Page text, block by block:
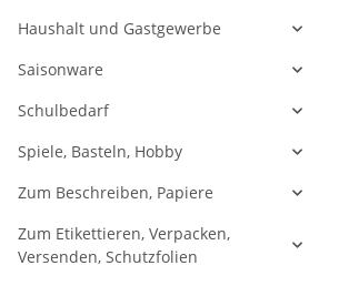
Haushalt und Gastgewerbe
Saisonware
Schulbedarf
Spiele, Basteln, Hobby
Zum Beschreiben, Papiere
Zum Etikettieren, Verpacken,
Versenden, Schutzfolien